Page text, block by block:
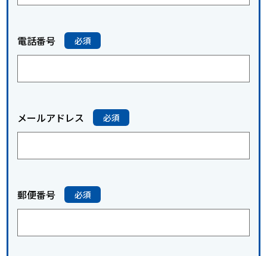
電話番号
メールアドレス
郵便番号